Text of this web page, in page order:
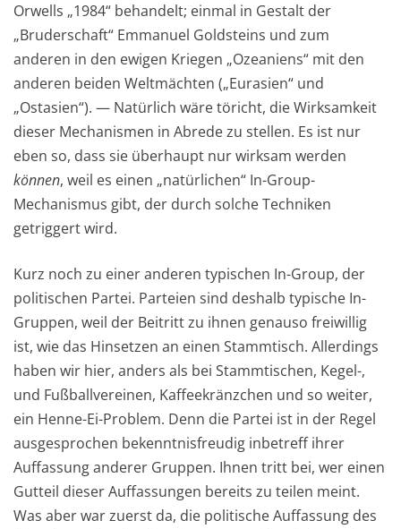
Orwells „1984“ behandelt; einmal in Gestalt der
„Bruderschaft“ Emmanuel Goldsteins und zum
anderen in den ewigen Kriegen „Ozeaniens“ mit den
anderen beiden Weltmächten („Eurasien“ und
„Ostasien“). — Natürlich wäre töricht, die Wirksamkeit
dieser Mechanismen in Abrede zu stellen. Es ist nur
eben so, dass sie überhaupt nur wirksam werden
können, weil es einen „natürlichen“ In-Group-
Mechanismus gibt, der durch solche Techniken
getriggert wird.
Kurz noch zu einer anderen typischen In-Group, der
politischen Partei. Parteien sind deshalb typische In-
Gruppen, weil der Beitritt zu ihnen genauso freiwillig
ist, wie das Hinsetzen an einen Stammtisch. Allerdings
haben wir hier, anders als bei Stammtischen, Kegel-,
und Fußballvereinen, Kaffeekränzchen und so weiter,
ein Henne-Ei-Problem. Denn die Partei ist in der Regel
ausgesprochen bekenntnisfreudig inbetreff ihrer
Auffassung anderer Gruppen. Ihnen tritt bei, wer einen
Gutteil dieser Auffassungen bereits zu teilen meint.
Was aber war zuerst da, die politische Auffassung des